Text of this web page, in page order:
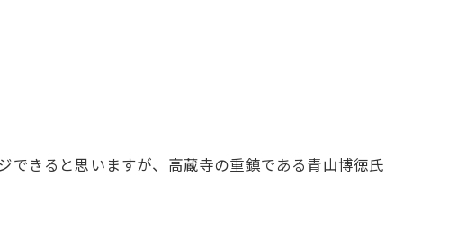
きると思いますが、高蔵寺の重鎮である青山博徳氏